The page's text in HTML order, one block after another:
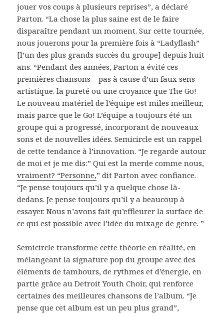
jouer vos coups à plusieurs reprises”, a déclaré
Parton. “La chose la plus saine est de le faire
disparaître pendant un moment. Sur cette tournée,
nous jouerons pour la première fois à “Ladyflash”
[l’un des plus grands succès du groupe] depuis huit
ans. “Pendant des années, Parton a évité ces
premières chansons – pas à cause d’un faux sens
artistique. la pureté ou une croyance que The Go!
Le nouveau matériel de l’équipe est miles meilleur,
mais parce que le Go! L’équipe a toujours été un
groupe qui a progressé, incorporant de nouveaux
sons et de nouvelles idées. Semicircle est un rappel
de cette tendance à l’innovation. “Je regarde autour
de moi et je me dis:” Qui est la merde comme nous,
vraiment? “Personne,” dit Parton avec confiance.
“Je pense toujours qu’il y a quelque chose là-
dedans. Je pense toujours qu’il y a beaucoup à
essayer. Nous n’avons fait qu’effleurer la surface de
ce qui est possible avec l’idée du mixage de genre. ”
Semicircle transforme cette théorie en réalité, en
mélangeant la signature pop du groupe avec des
éléments de tambours, de rythmes et d’énergie, en
partie grâce au Detroit Youth Choir, qui renforce
certaines des meilleures chansons de l’album. “Je
pense que cet album est un peu plus grand”,